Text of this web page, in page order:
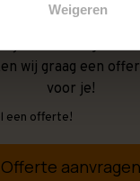
Weigeren
je de montage aan
wij graag een
voor je!
een offerte!
Offerte aanvragen